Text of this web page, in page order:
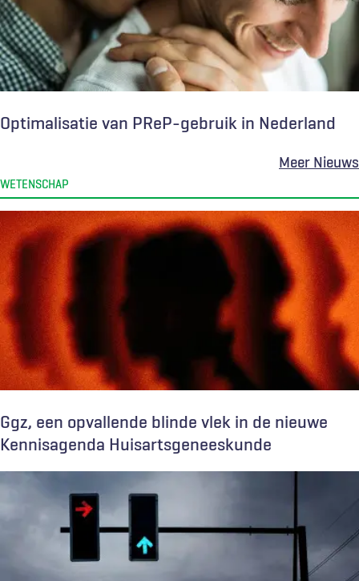
Optimalisatie van PReP-gebruik in Nederland
Meer Nieuws
WETENSCHAP
Ggz, een opvallende blinde vlek in de nieuwe
Kennisagenda Huisartsgeneeskunde